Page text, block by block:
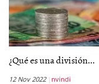
¿Qué es una división...
12 Nov 2022 nvindi